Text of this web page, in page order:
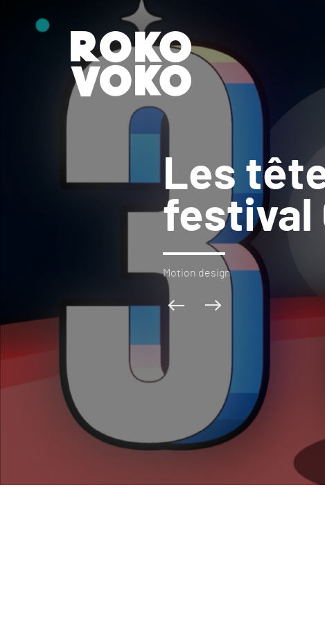
Les
festival
Motion design